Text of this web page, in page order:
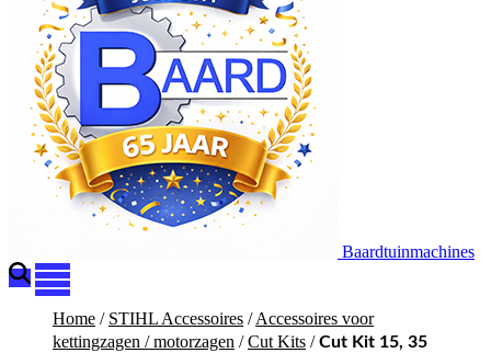
Baardtuinmachines
Home / STIHL Accessoires /Accessoires voor
kettingzagen / motorzagen /Cut Kits /Cut Kit 15, 35